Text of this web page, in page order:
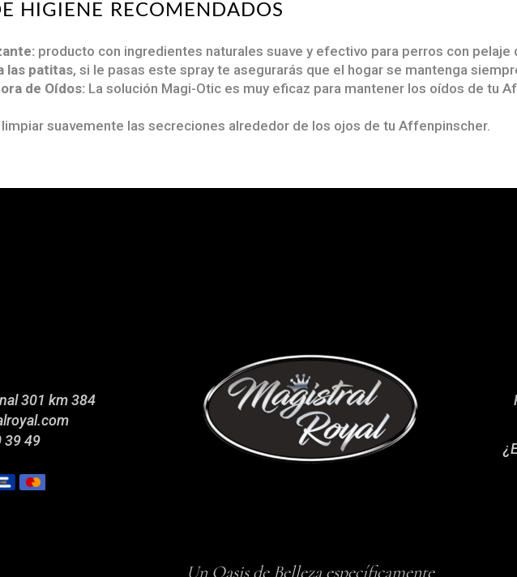
HIGIENE RECOMENDADOS
producto con ingredientes naturales suave y efectivo para perros con pelaje
las patitas, si le pasas este spray te asegurarás que el hogar se mantenga
de Oídos: La solución Magi-Otic es muy eficaz para mantener los oídos de tu
limpiar suavemente las secreciones alrededor de los ojos de tu Affenpinscher.
301 km 384
39 49
Un Oasis de Belleza específicamente